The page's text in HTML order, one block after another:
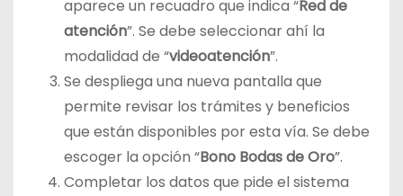
aparece un recuadro que indica “Red de
atención”. Se debe seleccionar ahí la
modalidad de “videoatención”.
Se despliega una nueva pantalla que
permite revisar los trámites y beneficios
que están disponibles por esta vía. Se debe
escoger la opción “Bono Bodas de Oro”.
Completar los datos que pide el sistema